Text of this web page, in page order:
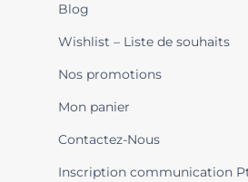
Blog
Wishlist – Liste de souhaits
Nos promotions
Mon panier
Contactez-Nous
Inscription communication